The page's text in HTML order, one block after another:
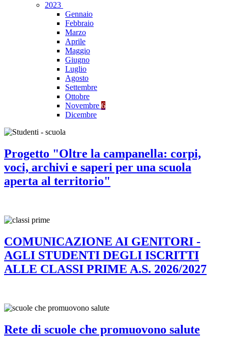
2023
Gennaio
Febbraio
Marzo
Aprile
Maggio
Giugno
Luglio
Agosto
Settembre
Ottobre
Novembre 6
Dicembre
Progetto "Oltre la campanella: corpi,
voci, archivi e saperi per una scuola
aperta al territorio"
COMUNICAZIONE AI GENITORI -
AGLI STUDENTI DEGLI ISCRITTI
ALLE CLASSI PRIME A.S. 2026/2027
Rete di scuole che promuovono salute